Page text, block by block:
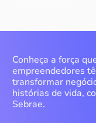
Conheça a força
empreendedores
transformar
histórias de vida,
Sebrae.